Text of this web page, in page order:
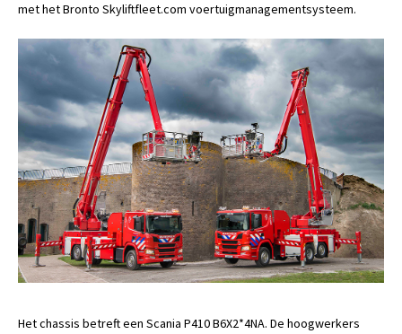
met het Bronto Skyliftfleet.com voertuigmanagementsysteem.
Het chassis betreft een Scania P410 B6X2*4NA. De hoogwerkers